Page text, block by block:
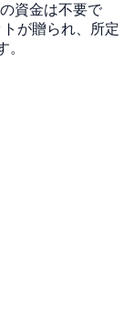
資金は不要で
が贈られ、所定
。